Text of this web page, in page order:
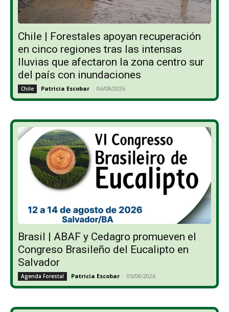
Chile | Forestales apoyan recuperación
en cinco regiones tras las intensas
lluvias que afectaron la zona centro sur
del país con inundaciones
Chile Patricia Escobar - 06/08/2026
Brasil | ABAF y Cedagro promueven el
Congreso Brasileño del Eucalipto en
Salvador
Agenda Forestal Patricia Escobar - 05/08/2026